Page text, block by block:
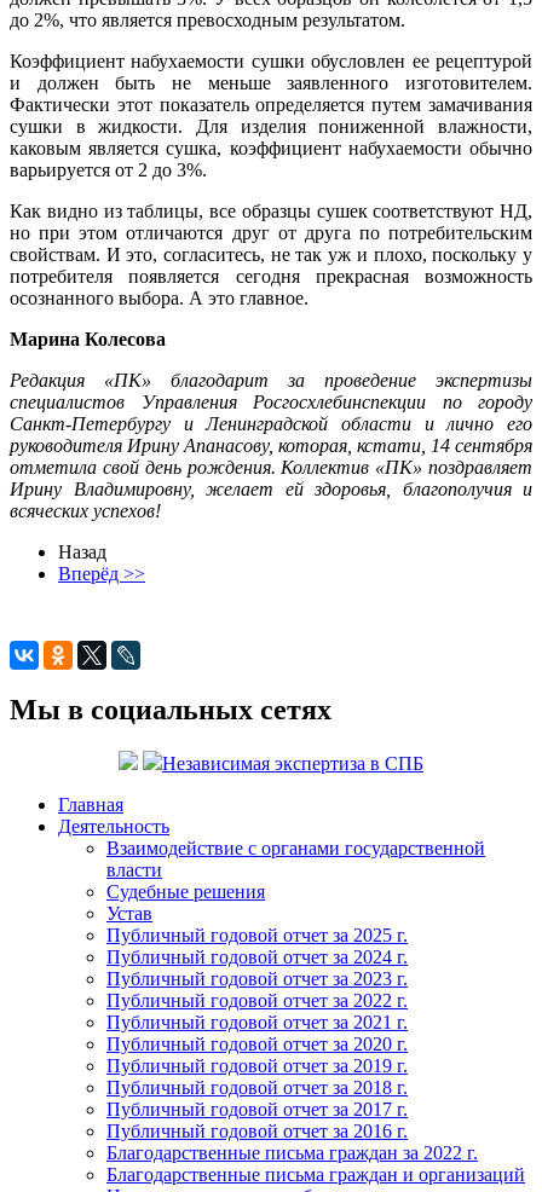
до 2%, что является превосходным результатом.
Коэффициент набухаемости сушки обусловлен ее рецептурой
и должен быть не меньше заявленного изготовителем.
Фактически этот показатель определяется путем замачивания
сушки в жидкости. Для изделия пониженной влажности,
каковым является сушка, коэффициент набухаемости обычно
варьируется от 2 до 3%.
Как видно из таблицы, все образцы сушек соответствуют НД,
но при этом отличаются друг от друга по потребительским
свойствам. И это, согласитесь, не так уж и плохо, поскольку у
потребителя появляется сегодня прекрасная возможность
осознанного выбора. А это главное.
Марина Колесова
Редакция «ПК» благодарит за проведение экспертизы
специалистов Управления Росгосхлебинспекции по городу
Санкт-Петербургу и Ленинградской области и лично его
руководителя Ирину Апанасову, которая, кстати, 14 сентября
отметила свой день рождения. Коллектив «ПК» поздравляет
Ирину Владимировну, желает ей здоровья, благополучия и
всяческих успехов!
Назад
Вперёд >>
Мы в социальных сетях
Независимая экспертиза в СПБ
Главная
Деятельность
Взаимодействие с органами государственной
власти
Судебные решения
Устав
Публичный годовой отчет за 2025 г.
Публичный годовой отчет за 2024 г.
Публичный годовой отчет за 2023 г.
Публичный годовой отчет за 2022 г.
Публичный годовой отчет за 2021 г.
Публичный годовой отчет за 2020 г.
Публичный годовой отчет за 2019 г.
Публичный годовой отчет за 2018 г.
Публичный годовой отчет за 2017 г.
Публичный годовой отчет за 2016 г.
Благодарственные письма граждан за 2022 г.
Благодарственные письма граждан и организаций